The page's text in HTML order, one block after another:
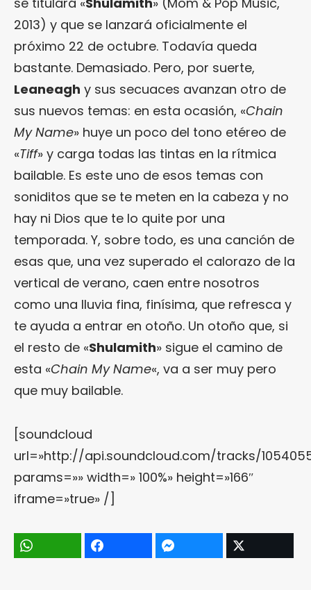
2013) y que se lanzará oficialmente el
próximo 22 de octubre. Todavía queda
bastante. Demasiado. Pero, por suerte,
Leaneagh y sus secuaces avanzan otro de
sus nuevos temas: en esta ocasión, «Chain
My Name» huye un poco del tono etéreo de
«Tiff» y carga todas las tintas en la rítmica
bailable. Es este uno de esos temas con
soniditos que se te meten en la cabeza y no
hay ni Dios que te lo quite por una
temporada. Y, sobre todo, es una canción de
esas que, una vez superado el calorazo de la
vertical de verano, caen entre nosotros
como una lluvia fina, finísima, que refresca y
te ayuda a entrar en otoño. Un otoño que, si
el resto de «Shulamith» sigue el camino de
esta «Chain My Name«, va a ser muy pero
que muy bailable.
[soundcloud
url=»http://api.soundcloud.com/tracks/
params=»» width=» 100%» height=»166″
iframe=»true» /]